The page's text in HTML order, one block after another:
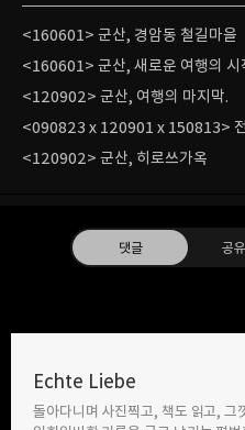
<160601> 군산, 경암동 철길마을
<160601> 군산, 새로운 여행의 시
<120902> 군산, 여행의 마지막.
<090823 x 120901 x 150813>
<120902> 군산, 히로쓰가옥
댓글 공
Echte Liebe
돌아다니며 사진찍고, 책도 읽고, 그
구독하기 카카오톡